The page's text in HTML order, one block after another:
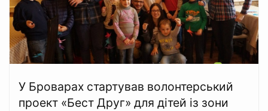
У Броварах стартував волонтерський
проект «Бест Друг» для дітей із зони